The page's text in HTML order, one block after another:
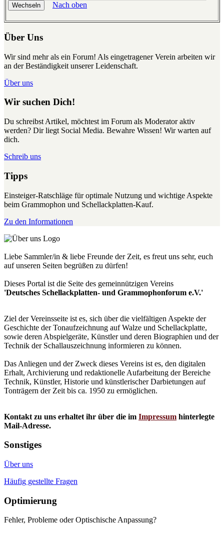
Nach oben
Über Uns
Wir sind mehr als ein Forum! Als eingetragener Verein arbeiten wir
an der Beständigkeit unserer Leidenschaft.
Über uns
Wir suchen Dich!
Du schreibst Artikel, möchtest im Forum als Moderator aktiv
werden? Dir liegt Social Media. Bewahre Wissen! Wir warten auf
dich.
Schreib uns
Tipps
Einsteiger-Ratschläge für optimale Nutzung und wichtige Aspekte
beim Grammophon und Schellackplatten-Kauf.
Zu den Informationen
Liebe Sammler/in & liebe Freunde der Zeit, es freut uns sehr, euch
auf unseren Seiten begrüßen zu dürfen!
Dieses Portal ist die Seite des gemeinnützigen Vereins
'Deutsches Schellackplatten- und Grammophonforum e.V.'
Ziel der Vereinsseite ist es, sich über die vielfältigen Aspekte der
Geschichte der Tonaufzeichnung auf Walze und Schellackplatte,
sowie deren Abspielgeräte, Künstler und deren Biographien und der
Technik der Schallauszeichnung informieren zu können.
Das Anliegen und der Zweck dieses Vereins ist es, den digitalen
Erhalt, Archivierung und redaktionelle Aufarbeitung der Bereiche
Technik, Künstler, Historie und künstlerischer Darbietungen auf
Tonträgern der Zeit bis ca. 1950 zu ermöglichen.
Kontakt zu uns erhaltet ihr über die im Impressum hinterlegte
Mail-Adresse.
Sonstiges
Über uns
Häufig gestellte Fragen
Optimierung
Fehler, Probleme oder Optischische Anpassung?